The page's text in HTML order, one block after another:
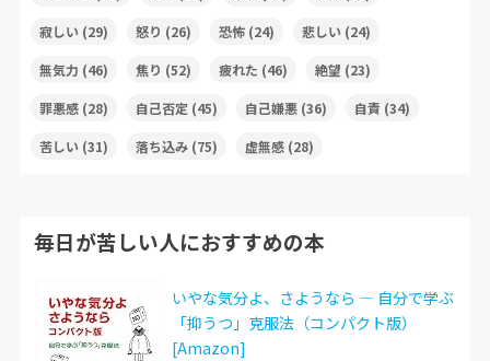
寂しい(29) 怒り (26) 恐怖(24) 悲しい(24)
無気力 (46) 焦り (52) 疲れた (46) 絶望 (23)
罪悪感(28) 自己否定 (45) 自己嫌悪(36) 自責 (34)
苦しい(31) 落ち込み(75) 虚無感(28)
毎日が苦しい人におすすめの本
いやな気分よ、さようなら ― 自分で学ぶ
「抑うつ」克服法（コンパクト版）
[Amazon]